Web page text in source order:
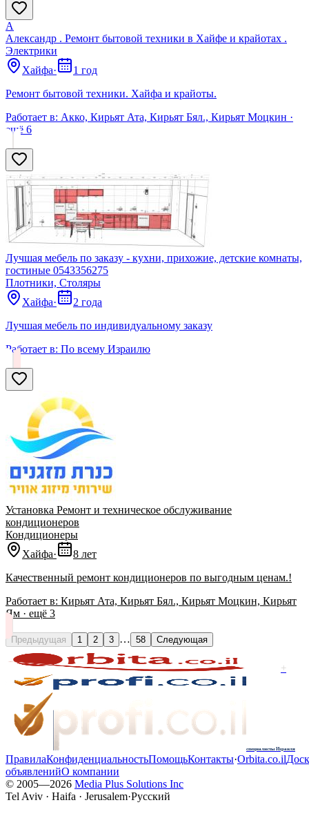
А
Александр . Ремонт бытовой техники в Хайфе и крайотах .
Электрики
Хайфа·
1 год
Ремонт бытовой техники. Хайфа и крайоты.
Работает в: Акко, Кирьят Ата, Кирьят Бял., Кирьят Моцкин ·
ещё 6
Лучшая мебель по заказу - кухни, прихожие, детские комнаты,
гостиные 0543356275
Плотники, Столяры
Хайфа·
2 года
Лучшая мебель по индивидуальному заказу
Работает в: По всему Израилю
Установка Ремонт и техническое обслуживание
кондиционеров
Кондиционеры
Хайфа·
8 лет
Качественный ремонт кондиционеров по выгодным ценам.!
Работает в: Кирьят Ата, Кирьят Бял., Кирьят Моцкин, Кирьят
Ям · ещё 3
Предыдущая 1 2 3 … 58 Следующая
+
специалисты Израиля
ПравилаКонфиденциальностьПомощьКонтакты·Orbita.co.il
объявленийО компании
© 2005—2026 Media Plus Solutions Inc
Tel Aviv · Haifa · Jerusalem·Русский